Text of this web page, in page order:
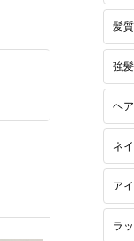
髪
強
ヘ
ネ
ア
ラ